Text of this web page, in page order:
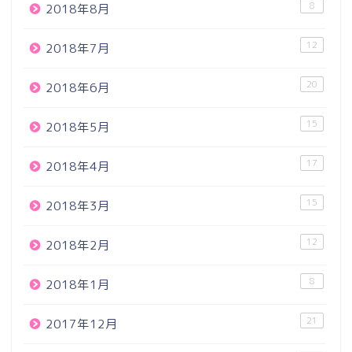
2018年8月 8
2018年7月 12
2018年6月 20
2018年5月 15
2018年4月 17
2018年3月 15
2018年2月 12
2018年1月 8
2017年12月 21